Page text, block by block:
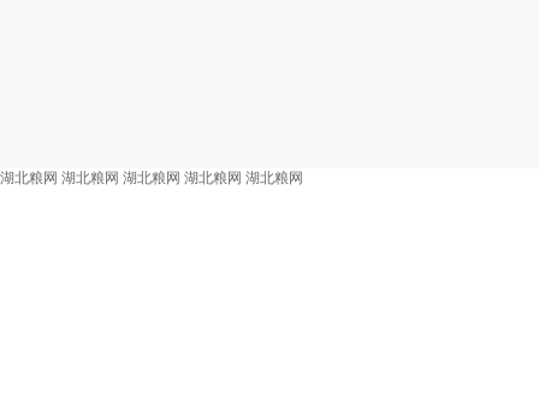
湖北粮网 湖北粮网 湖北粮网 湖北粮网 湖北粮网